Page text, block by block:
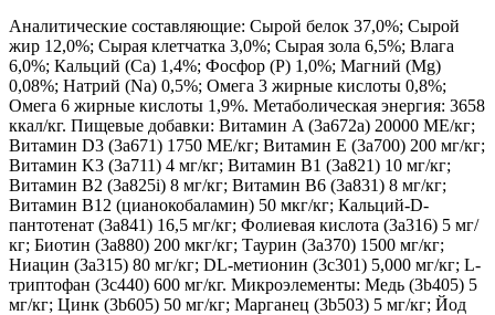
Аналитические составляющие: Сырой белок 37,0%; Сырой
жир 12,0%; Сырая клетчатка 3,0%; Сырая зола 6,5%; Влага
6,0%; Кальций (Са) 1,4%; Фосфор (P) 1,0%; Магний (Mg)
0,08%; Натрий (Na) 0,5%; Омега 3 жирные кислоты 0,8%;
Омега 6 жирные кислоты 1,9%. Метаболическая энергия: 3658
ккал/кг. Пищевые добавки: Витамин A (3a672a) 20000 МЕ/кг;
Витамин D3 (3a671) 1750 МЕ/кг; Витамин Е (3a700) 200 мг/кг;
Витамин K3 (3a711) 4 мг/кг; Витамин B1 (3a821) 10 мг/кг;
Витамин B2 (3a825i) 8 мг/кг; Витамин B6 (3a831) 8 мг/кг;
Витамин B12 (цианокобаламин) 50 мкг/кг; Кальций-D-
пантотенат (3a841) 16,5 мг/кг; Фолиевая кислота (3a316) 5 мг/
кг; Биотин (3a880) 200 мкг/кг; Таурин (3a370) 1500 мг/кг;
Ниацин (3a315) 80 мг/кг; DL-метионин (3c301) 5,000 мг/кг; L-
триптофан (3c440) 600 мг/кг. Микроэлементы: Медь (3b405) 5
мг/кг; Цинк (3b605) 50 мг/кг; Марганец (3b503) 5 мг/кг; Йод